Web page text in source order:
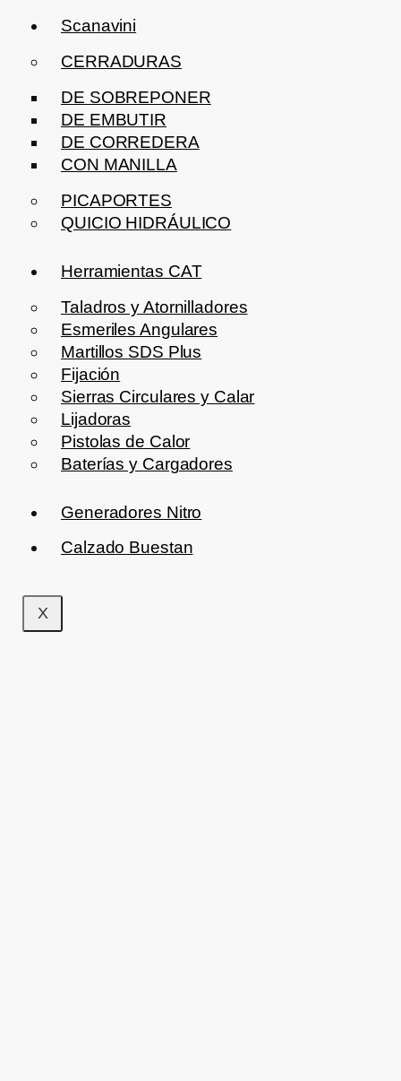
Scanavini
CERRADURAS
DE SOBREPONER
DE EMBUTIR
DE CORREDERA
CON MANILLA
PICAPORTES
QUICIO HIDRÁULICO
Herramientas CAT
Taladros y Atornilladores
Esmeriles Angulares
Martillos SDS Plus
Fijación
Sierras Circulares y Calar
Lijadoras
Pistolas de Calor
Baterías y Cargadores
Generadores Nitro
Calzado Buestan
X